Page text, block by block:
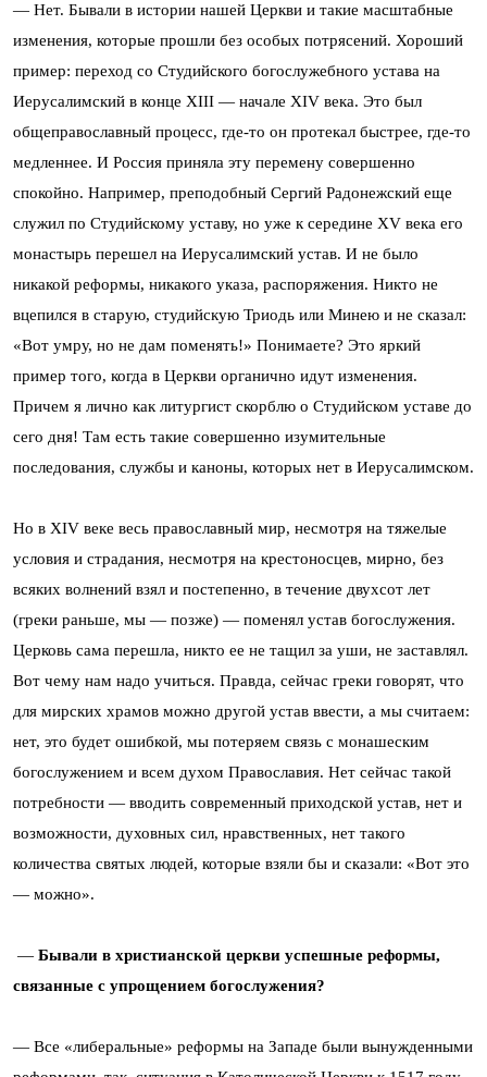
— Нет. Бывали в истории нашей Церкви и такие масштабные
изменения, которые прошли без особых потрясений. Хороший
пример: переход со Студийского богослужебного устава на
Иерусалимский в конце ХIII — начале ХIV века. Это был
общеправославный процесс, где-то он протекал быстрее, где-то
медленнее. И Россия приняла эту перемену совершенно
спокойно. Например, преподобный Сергий Радонежский еще
служил по Студийскому уставу, но уже к середине ХV века его
монастырь перешел на Иерусалимский устав. И не было
никакой реформы, никакого указа, распоряжения. Никто не
вцепился в старую, студийскую Триодь или Минею и не сказал:
«Вот умру, но не дам поменять!» Понимаете? Это яркий
пример того, когда в Церкви органично идут изменения.
Причем я лично как литургист скорблю о Студийском уставе до
сего дня! Там есть такие совершенно изумительные
последования, службы и каноны, которых нет в Иерусалимском.
Но в XIV веке весь православный мир, несмотря на тяжелые
условия и страдания, несмотря на крестоносцев, мирно, без
всяких волнений взял и постепенно, в течение двухсот лет
(греки раньше, мы — позже) — поменял устав богослужения.
Церковь сама перешла, никто ее не тащил за уши, не заставлял.
Вот чему нам надо учиться. Правда, сейчас греки говорят, что
для мирских храмов можно другой устав ввести, а мы считаем:
нет, это будет ошибкой, мы потеряем связь с монашеским
богослужением и всем духом Православия. Нет сейчас такой
потребности — вводить современный приходской устав, нет и
возможности, духовных сил, нравственных, нет такого
количества святых людей, которые взяли бы и сказали: «Вот это
— можно».
— Бывали в христианской церкви успешные реформы,
связанные с упрощением богослужения?
— Все «либеральные» реформы на Западе были вынужденными